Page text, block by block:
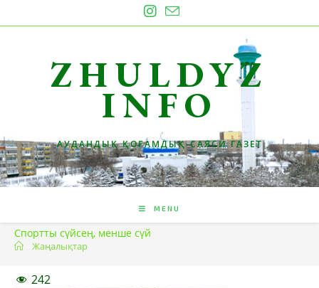
to
ZHULDYZ
INFO
АУДАНДЫҚ ҚОҒАМДЫҚ-САЯСИ ГАЗЕТ
MENU
Спортты сүйсең, менше сүй
Жаңалықтар
242